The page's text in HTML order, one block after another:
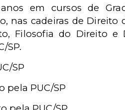
em cursos de
nas cadeiras de
Filosofia do Direito
SP.
SP
pela PUC/SP